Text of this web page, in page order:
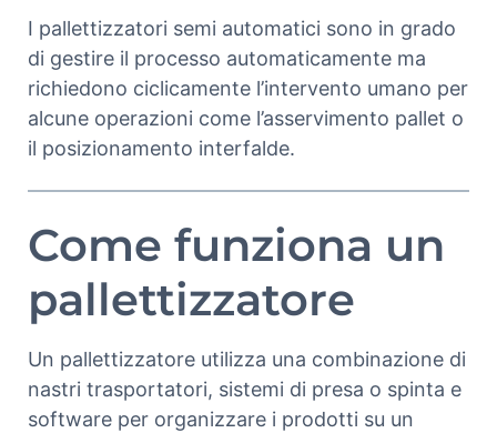
I pallettizzatori semi automatici sono in grado
di gestire il processo automaticamente ma
richiedono ciclicamente l’intervento umano per
alcune operazioni come l’asservimento pallet o
il posizionamento interfalde.
Come funziona un
pallettizzatore
Un pallettizzatore utilizza una combinazione di
nastri trasportatori, sistemi di presa o spinta e
software per organizzare i prodotti su un